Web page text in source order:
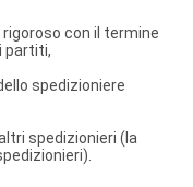
con il termine
partiti,
spedizioniere
spedizionieri (la